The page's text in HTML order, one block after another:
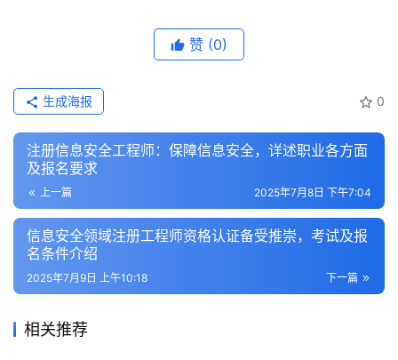
赞 (0)
0
生成海报
注册信息安全工程师：保障信息安全，详述职业各方面
及报名要求
上一篇 2025年7月8日 下午7:04
信息安全领域注册工程师资格认证备受推崇，考试及报
名条件介绍
下一篇
2025年7月9日 上午10:18
相关推荐